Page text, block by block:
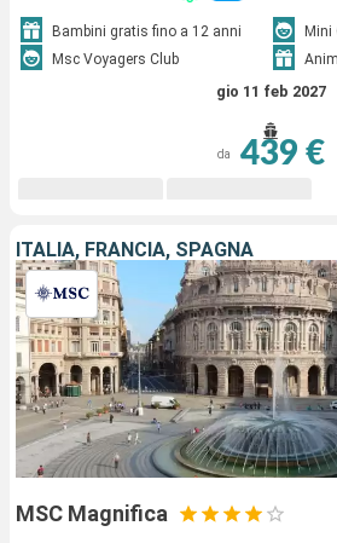
Bambini gratis fino a 12 anni
Mini
Msc Voyagers Club
gio 11 feb 2027
da 439 €
ITALIA, FRANCIA, SPAGNA
MSC Magnifica